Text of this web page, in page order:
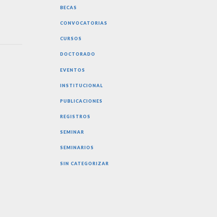
BECAS
CONVOCATORIAS
CURSOS
DOCTORADO
EVENTOS
INSTITUCIONAL
PUBLICACIONES
REGISTROS
SEMINAR
SEMINARIOS
SIN CATEGORIZAR